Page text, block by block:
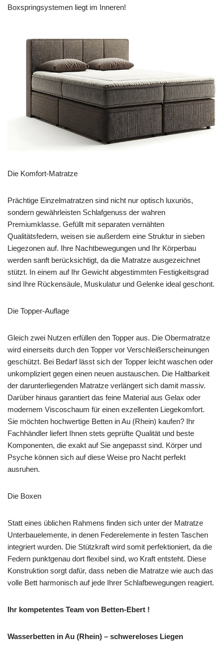
Boxspringsystemen liegt im Inneren!
Die Komfort-Matratze
Prächtige Einzelmatratzen sind nicht nur optisch luxuriös,
sondern gewährleisten Schlafgenuss der wahren
Premiumklasse. Gefüllt mit separaten vernähten
Qualitätsfedern, weisen sie außerdem eine Struktur in sieben
Liegezonen auf. Ihre Nachtbewegungen und Ihr Körperbau
werden sanft berücksichtigt, da die Matratze ausgezeichnet
stützt. In einem auf Ihr Gewicht abgestimmten Festigkeitsgrad
sind Ihre Rückensäule, Muskulatur und Gelenke ideal geschont.
Die Topper-Auflage
Gleich zwei Nutzen erfüllen den Topper aus. Die Obermatratze
wird einerseits durch den Topper vor Verschleißerscheinungen
geschützt. Bei Bedarf lässt sich der Topper leicht waschen oder
unkompliziert gegen einen neuen austauschen. Die Haltbarkeit
der darunterliegenden Matratze verlängert sich damit massiv.
Darüber hinaus garantiert das feine Material aus Gelax oder
modernem Viscoschaum für einen exzellenten Liegekomfort.
Sie möchten hochwertige Betten in Au (Rhein) kaufen? Ihr
Fachhändler liefert Ihnen stets geprüfte Qualität und beste
Komponenten, die exakt auf Sie angepasst sind. Körper und
Psyche können sich auf diese Weise pro Nacht perfekt
ausruhen.
Die Boxen
Statt eines üblichen Rahmens finden sich unter der Matratze
Unterbauelemente, in denen Federelemente in festen Taschen
integriert wurden. Die Stützkraft wird somit perfektioniert, da die
Federn punktgenau dort flexibel sind, wo Kraft entsteht. Diese
Konstruktion sorgt dafür, dass neben die Matratze wie auch das
volle Bett harmonisch auf jede Ihrer Schlafbewegungen reagiert.
Ihr kompetentes Team von Betten-Ebert !
Wasserbetten in Au (Rhein) – schwereloses Liegen